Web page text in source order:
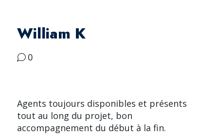
William K
0
Agents toujours disponibles et présents
tout au long du projet, bon
accompagnement du début à la fin.